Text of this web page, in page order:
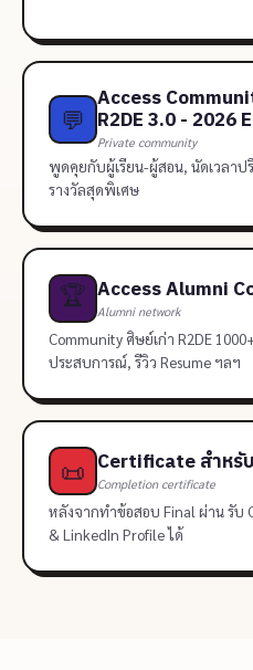
💬
Access
R2DE 3.0 - 2026
Private community
พูดคุยกับผู้เรียน-ผู้สอน, นัดเวลา
รางวัลสุดพิเศษ
🏆 Access Alumni
Alumni network
Community ศิษย์เก่า R2DE
ประสบการณ์, รีวิว Resume ฯลฯ
📜 Certificate สำหรั
Completion certificate
หลังจากทำข้อสอบ Final ผ่าน รับ
& LinkedIn Profile ได้